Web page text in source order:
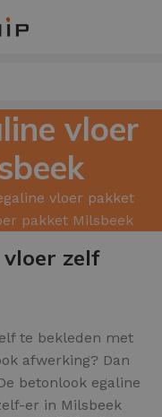
vloer
vloer pakket
pakket Milsbeek
zelf
te bekleden met
afwerking? Dan
betonlook egaline
er in Milsbeek